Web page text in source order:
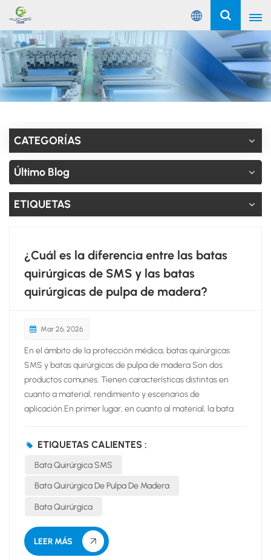
Español
English
Русский
Español
Português
عربي
CATEGORÍAS
Último Blog
ETIQUETAS
¿Cuál es la diferencia entre las batas
quirúrgicas de SMS y las batas
quirúrgicas de pulpa de madera?
Mar 26, 2026
En el ámbito de la protección médica, batas quirúrgicas
SMS y batas quirúrgicas de pulpa de madera Son dos
productos comunes. Tienen características distintas en
cuanto a material, rendimiento y escenarios de
aplicación.En primer lugar, en cuanto al material, la bata
bloquea eficazmente bacterias, sangre y partículas. La bata
quirúrgica de pulpa de madera utiliza fibras de pulpa de
mediante el proceso de chorro de agua. Tiene una textura
suave, con un tacto similar al de los tejidos tradicionales.
Ofrece una excelente transpirabilidad, pero su rendimiento
como barrera con...
ETIQUETAS CALIENTES :
Bata Quirúrgica SMS
Bata Quirúrgica De Pulpa De Madera
Bata Quirúrgica
LEER MÁS